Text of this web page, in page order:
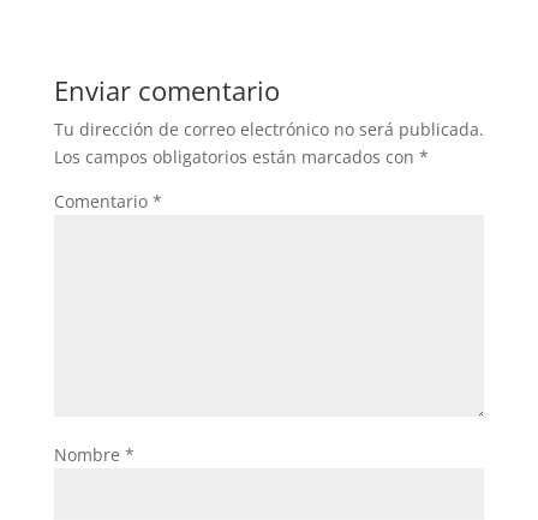
k
rA
p
Enviar comentario
Tu dirección de correo electrónico no será publicada.
Los campos obligatorios están marcados con *
Comentario *
Nombre *